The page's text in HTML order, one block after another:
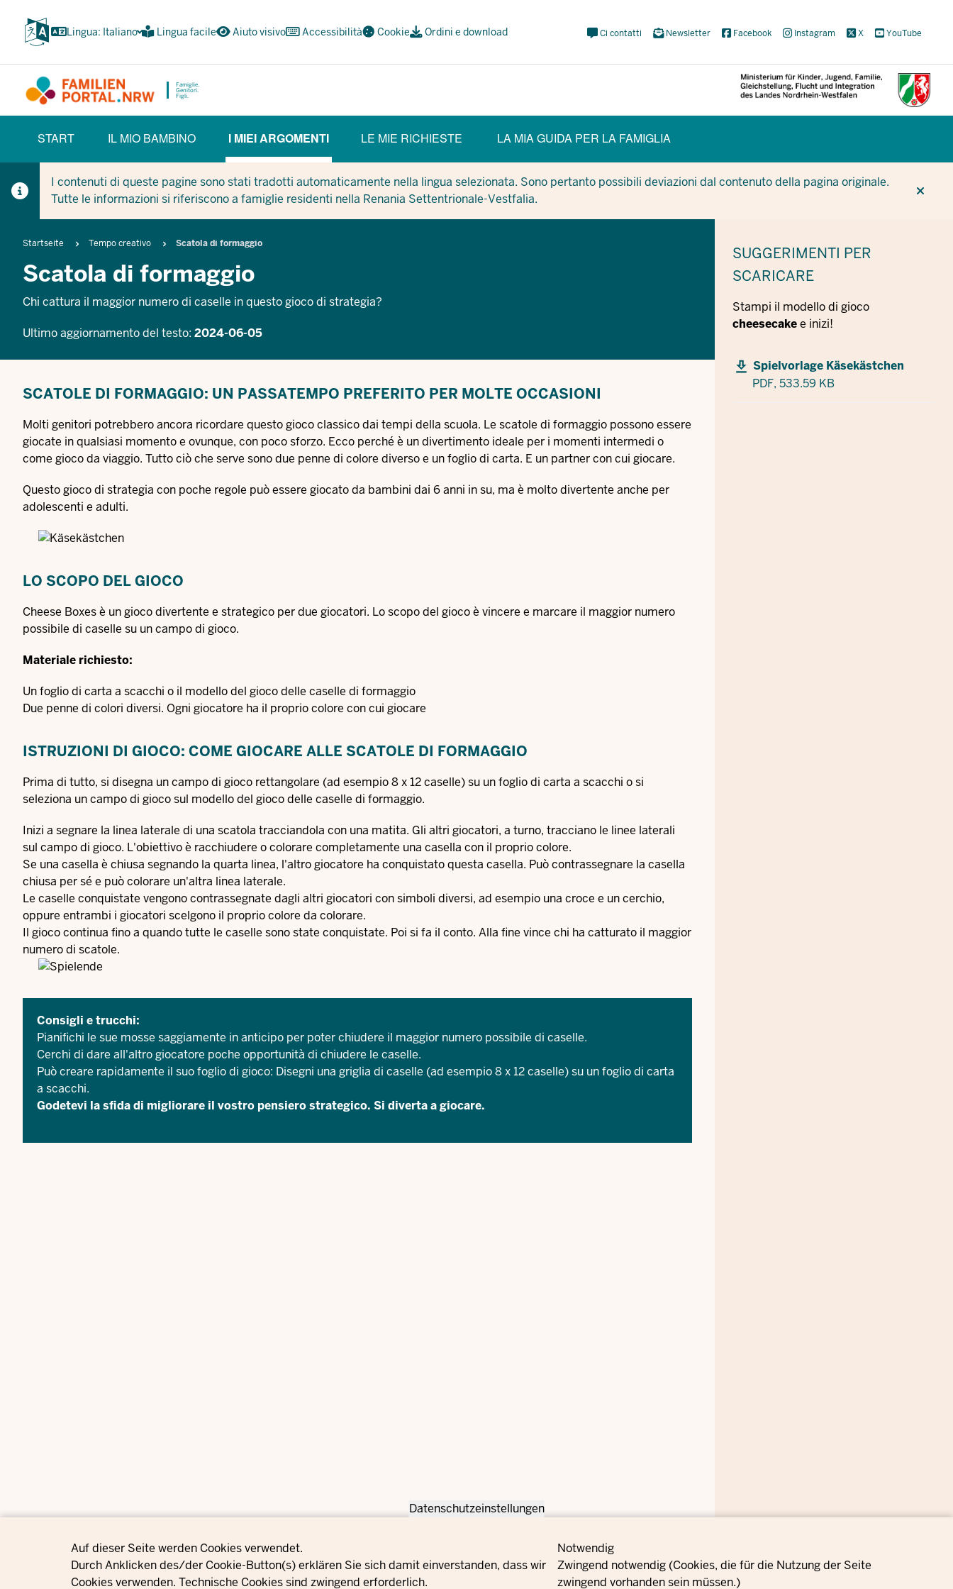
Privacy settings
Datenschutzeinstellungen
Auf dieser Seite werden Cookies verwendet.
Durch Anklicken des/der Cookie-Button(s) erklären Sie sich damit einverstanden, dass wir
Cookies verwenden. Technische Cookies sind zwingend erforderlich.
Notwendig
Zwingend notwendig (Cookies, die für die Nutzung der Seite
zwingend vorhanden sein müssen.)
contenuto
Lingua: Italiano Lingua facile Aiuto visivo Accessibilità Cookie Ordini e download
Meta
Social
Ci contatti Newsletter Facebook Instagram X YouTube
Famiglie.
Genitori.
Figli.
(BÜRGERBEREICH)
START IL MIO BAMBINO
I MIEI ARGOMENTI
(CURRENT SECTION)
LE MIE RICHIESTE LA MIA GUIDA PER LA FAMIGLIA
I contenuti di queste pagine sono stati tradotti automaticamente nella lingua selezionata. Sono pertanto possibili deviazioni dal contenuto della pagina originale.
Tutte le informazioni si riferiscono a famiglie residenti nella Renania Settentrionale-Vestfalia.
Breadcrumb
Startseite Tempo creativo Scatola di formaggio
Scatola di formaggio
Chi cattura il maggior numero di caselle in questo gioco di strategia?
Ultimo aggiornamento del testo: 2024-06-05
SCATOLE DI FORMAGGIO: UN PASSATEMPO PREFERITO PER MOLTE OCCASIONI
Molti genitori potrebbero ancora ricordare questo gioco classico dai tempi della scuola. Le scatole di formaggio possono essere
giocate in qualsiasi momento e ovunque, con poco sforzo. Ecco perché è un divertimento ideale per i momenti intermedi o
come gioco da viaggio. Tutto ciò che serve sono due penne di colore diverso e un foglio di carta. E un partner con cui giocare.
Questo gioco di strategia con poche regole può essere giocato da bambini dai 6 anni in su, ma è molto divertente anche per
adolescenti e adulti.
LO SCOPO DEL GIOCO
Cheese Boxes è un gioco divertente e strategico per due giocatori. Lo scopo del gioco è vincere e marcare il maggior numero
possibile di caselle su un campo di gioco.
Materiale richiesto:
Un foglio di carta a scacchi o il modello del gioco delle caselle di formaggio
Due penne di colori diversi. Ogni giocatore ha il proprio colore con cui giocare
ISTRUZIONI DI GIOCO: COME GIOCARE ALLE SCATOLE DI FORMAGGIO
Prima di tutto, si disegna un campo di gioco rettangolare (ad esempio 8 x 12 caselle) su un foglio di carta a scacchi o si
seleziona un campo di gioco sul modello del gioco delle caselle di formaggio.
Inizi a segnare la linea laterale di una scatola tracciandola con una matita. Gli altri giocatori, a turno, tracciano le linee laterali
sul campo di gioco. L'obiettivo è racchiudere o colorare completamente una casella con il proprio colore.
Se una casella è chiusa segnando la quarta linea, l'altro giocatore ha conquistato questa casella. Può contrassegnare la casella
chiusa per sé e può colorare un'altra linea laterale.
Le caselle conquistate vengono contrassegnate dagli altri giocatori con simboli diversi, ad esempio una croce e un cerchio,
oppure entrambi i giocatori scelgono il proprio colore da colorare.
Il gioco continua fino a quando tutte le caselle sono state conquistate. Poi si fa il conto. Alla fine vince chi ha catturato il maggior
numero di scatole.
Consigli e trucchi:
Pianifichi le sue mosse saggiamente in anticipo per poter chiudere il maggior numero possibile di caselle.
Cerchi di dare all'altro giocatore poche opportunità di chiudere le caselle.
Può creare rapidamente il suo foglio di gioco: Disegni una griglia di caselle (ad esempio 8 x 12 caselle) su un foglio di carta
a scacchi.
Godetevi la sfida di migliorare il vostro pensiero strategico. Si diverta a giocare.
SUGGERIMENTI PER
SCARICARE
Stampi il modello di gioco
cheesecakee inizi!
Spielvorlage Käsekästchen
PDF, 533.59 KB